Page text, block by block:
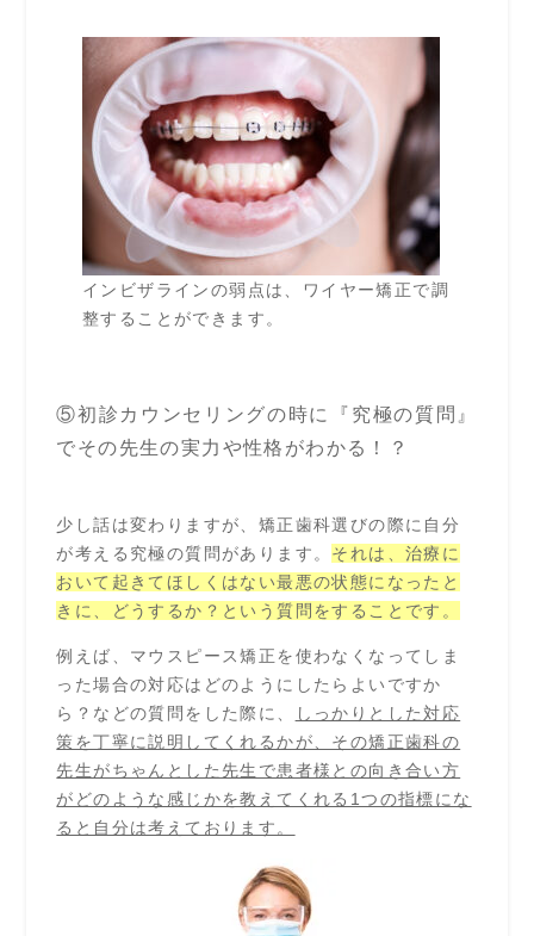
インビザラインの弱点は、ワイヤー矯正で調
整することができます。
⑤初診カウンセリングの時に『究極の質問』
でその先生の実力や性格がわかる！？
少し話は変わりますが、矯正歯科選びの際に自分
が考える究極の質問があります。 それは、治療に
おいて起きてほしくはない最悪の状態になったと
きに、どうするか？という質問をすることです。
例えば、マウスピース矯正を使わなくなってしま
った場合の対応はどのようにしたらよいですか
ら？などの質問をした際に、
しっかりとした対応
策を丁寧に説明してくれるかが、その矯正歯科の
先生がちゃんとした先生で患者様との向き合い方
がどのような感じかを教えてくれる1つの指標にな
ると自分は考えております。